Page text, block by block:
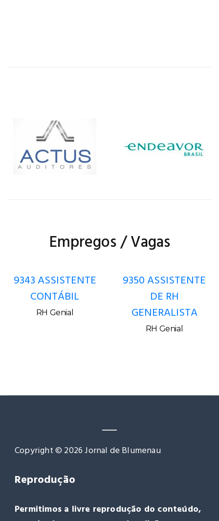
Empregos / Vagas
9343 ASSISTENTE
CONTÁBIL
RH Genial
9350 ASSISTENTE
DE RH
GENERALISTA
RH Genial
Copyright © 2026 Jornal de Blumenau
Reprodução
Permitimos a livre reprodução do conteúdo,